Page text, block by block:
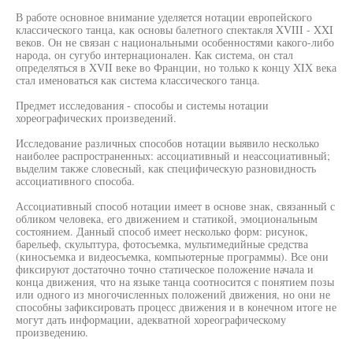
В работе основное внимание уделяется нотации европейского
классического танца, как основы балетного спектакля XVIII - XXI
веков. Он не связан с национальными особенностями какого-либо
народа, он сугубо интернационален. Как система, он стал
определяться в XVII веке во Франции, но только к концу XIX века
стал именоваться как система классического танца.
Предмет исследования - способы и системы нотации
хореографических произведений.
Исследование различных способов нотации выявило несколько
наиболее распространенных: ассоциативный и неассоциативный;
выделим также словесный, как специфическую разновидность
ассоциативного способа.
Ассоциативный способ нотации имеет в основе знак, связанный с
обликом человека, его движением и статикой, эмоциональным
состоянием. Данный способ имеет несколько форм: рисунок,
барельеф, скульптура, фотосъемка, мультимедийные средства
(киносъемка и видеосъемка, компьютерные программы). Все они
фиксируют достаточно точно статическое положение начала и
конца движения, что на языке танца соотносится с понятием позы
или одного из многочисленных положений движения, но они не
способны зафиксировать процесс движения и в конечном итоге не
могут дать информации, адекватной хореографическому
произведению.